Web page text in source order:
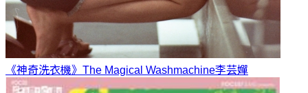
《神奇洗衣機》The Magical Washmachine李芸嬋